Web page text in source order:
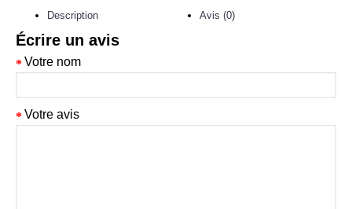
Description
Avis (0)
Écrire un avis
Votre nom
Votre avis